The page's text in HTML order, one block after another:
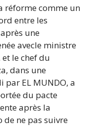
réforme comme un
entre les
une
avecle ministre
et le chef du
dans une
par EL MUNDO, a
du pacte
après la
de ne pas suivre